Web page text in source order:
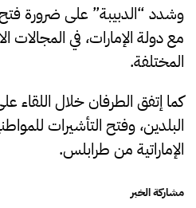
وشدد “الدبيبة” على ضرورة
مع دولة الإمارات، في المجالات
المختلفة.
كما إتفق الطرفان خلال اللقاء
البلدين، وفتح التأشيرات
الإماراتية من طرابلس.
مشاركة الخبر